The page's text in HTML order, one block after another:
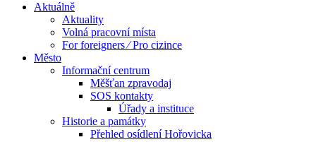
Aktuálně
Aktuality
Volná pracovní místa
For foreigners ⁄ Pro cizince
Město
Informační centrum
Měšťan zpravodaj
SOS kontakty
Úřady a instituce
Historie a památky
Přehled osídlení Hořovicka